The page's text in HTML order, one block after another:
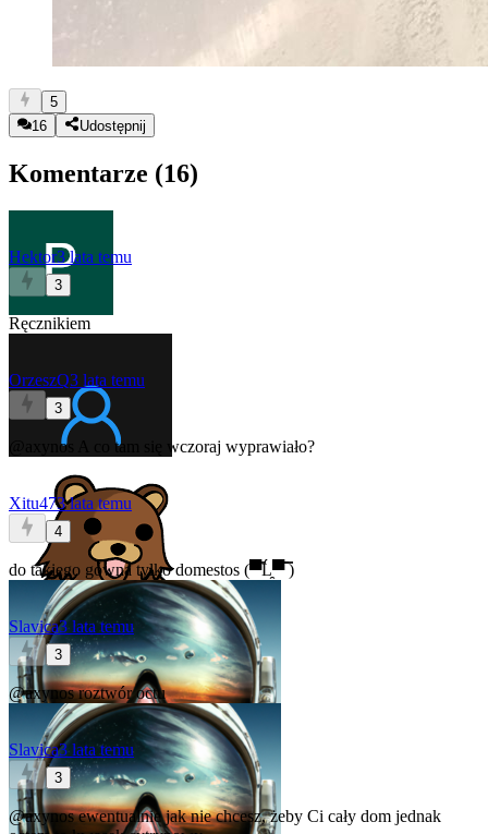
5
16
Udostępnij
Komentarze (16)
Hektor3 lata temu
3
Ręcznikiem
OrzeszQ3 lata temu
3
@axynos A co tam się wczoraj wyprawiało?
Xitu473 lata temu
4
do takiego gówna tylko domestos (▀̿Ĺ̯▀̿ ̿)
Slavica3 lata temu
3
@axynosroztwór octu
Slavica3 lata temu
3
@axynosewentualnie jak nie chcesz, żeby Ci cały dom jednak